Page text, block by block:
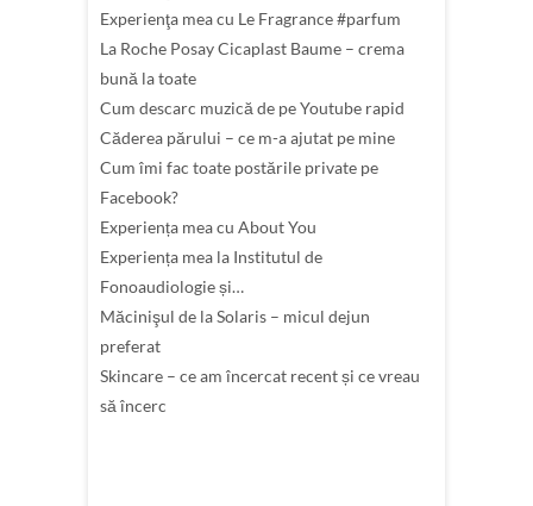
Experienţa mea cu Le Fragrance #parfum
La Roche Posay Cicaplast Baume – crema
bună la toate
Cum descarc muzică de pe Youtube rapid
Căderea părului – ce m-a ajutat pe mine
Cum îmi fac toate postările private pe
Facebook?
Experiența mea cu About You
Experiența mea la Institutul de
Fonoaudiologie și…
Măcinişul de la Solaris – micul dejun
preferat
Skincare – ce am încercat recent și ce vreau
să încerc